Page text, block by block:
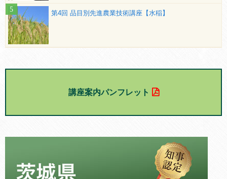
第4回 品目別先進農業技術講座【水稲】
講座案内パンフレット